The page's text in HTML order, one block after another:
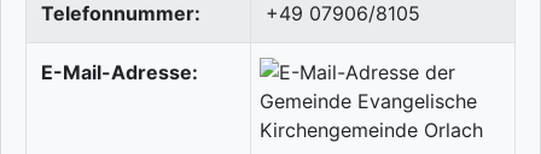
Telefonnummer: +49 07906/8105
E-Mail-Adresse: